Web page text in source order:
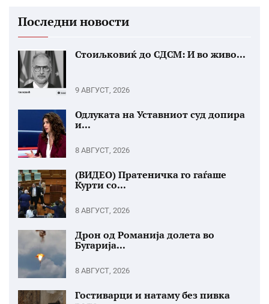
Последни новости
Стоиљковиќ до СДСМ: И во живо...
9 АВГУСТ, 2026
Одлуката на Уставниот суд допира
и...
8 АВГУСТ, 2026
(ВИДЕО) Пратеничка го гаѓаше
Курти со...
8 АВГУСТ, 2026
Дрон од Романија долета во
Бугарија...
8 АВГУСТ, 2026
Гостиварци и натаму без пивка